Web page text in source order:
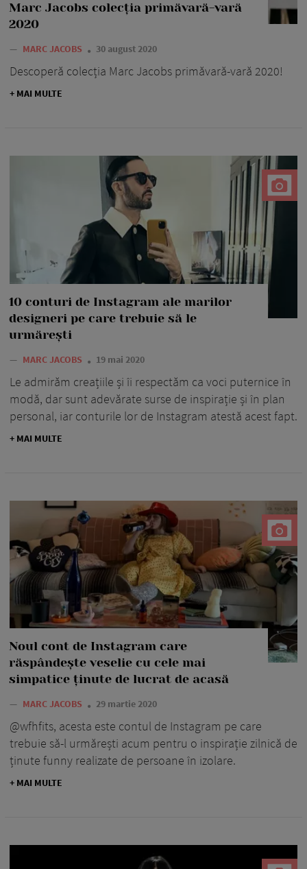
Marc Jacobs colecția primăvară-vară
2020
— MARC JACOBS 30 august 2020
Descoperă colecția Marc Jacobs primăvară-vară 2020!
+ MAI MULTE
10 conturi de Instagram ale marilor
designeri pe care trebuie să le
urmărești
— MARC JACOBS 19 mai 2020
Le admirăm creațiile și îi respectăm ca voci puternice în
modă, dar sunt adevărate surse de inspirație și în plan
personal, iar conturile lor de Instagram atestă acest fapt.
+ MAI MULTE
Noul cont de Instagram care
răspândește veselie cu cele mai
simpatice ținute de lucrat de acasă
— MARC JACOBS 29 martie 2020
@wfhfits, acesta este contul de Instagram pe care
trebuie să-l urmărești acum pentru o inspirație zilnică de
ținute funny realizate de persoane în izolare.
+ MAI MULTE